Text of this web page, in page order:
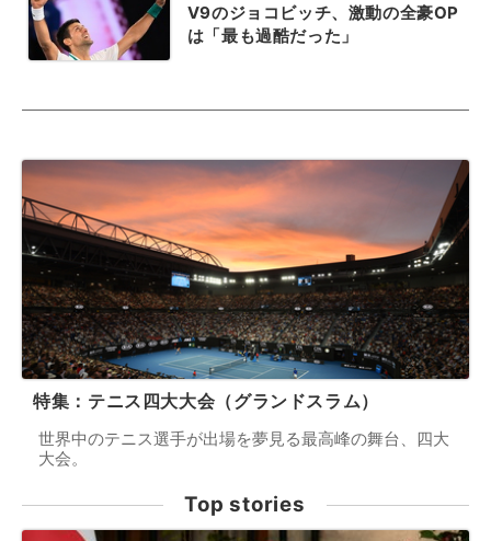
V9のジョコビッチ、激動の全豪OP
は「最も過酷だった」
特集：テニス四大大会（グランドスラム）
世界中のテニス選手が出場を夢見る最高峰の舞台、四大
大会。
Top stories